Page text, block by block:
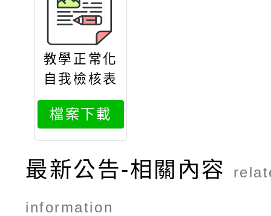
教學正常化
自我檢核表
檔案下載
最新公告-相關內容
information